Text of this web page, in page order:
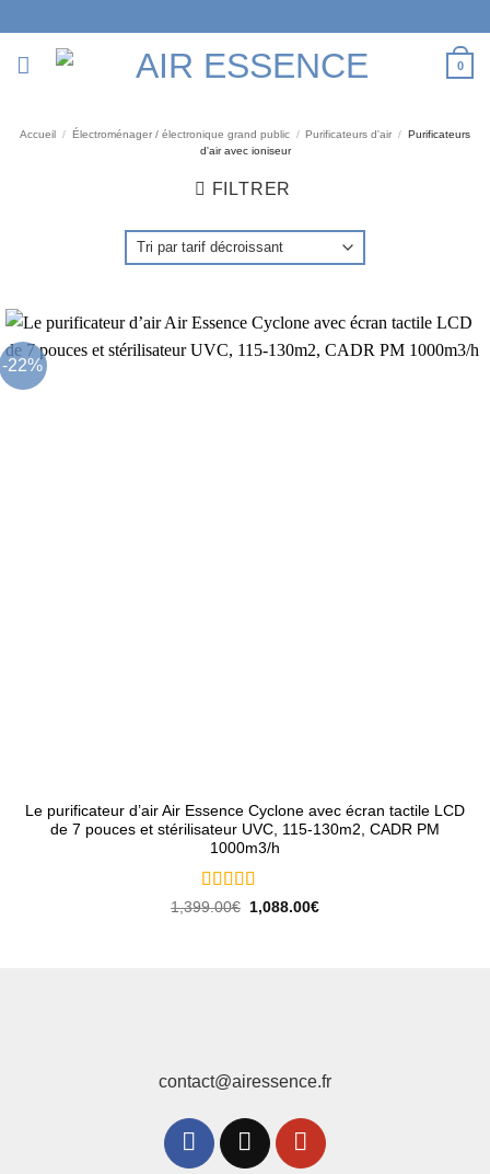
contenu
0
Accueil / Électroménager / électronique grand public / Purificateurs d'air / Purificateurs
d'air avec ioniseur
FILTRER
-22%
Le purificateur d’air Air Essence Cyclone avec écran tactile LCD
de 7 pouces et stérilisateur UVC, 115-130m2, CADR PM
1000m3/h
Note5 sur 5
1,399.00€
Le
prix
1,088.00€Le
contact@airessence.fr